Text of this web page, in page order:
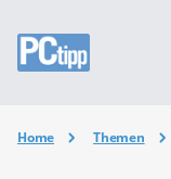
Home Themen